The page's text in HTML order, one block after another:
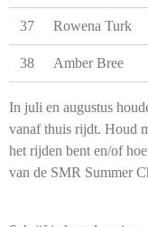
37 Rowena Turk
38 Amber Bree
In juli en augustus
vanaf thuis rijdt. Houd
het rijden bent en/of
van de SMR Summer